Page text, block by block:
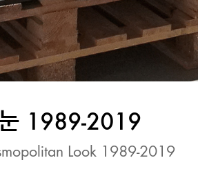
1989-2019
Look 1989-2019